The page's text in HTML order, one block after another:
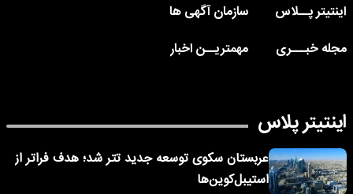
اینتیتر پــلاس
سازمان آگهی ها
مجله خبـــری
مهمتریــن اخبار
اینتیتر پلاس
عربستان سکوی توسعه جدید تتر شد؛ هدف فراتر از
استیبل‌کوین‌ها